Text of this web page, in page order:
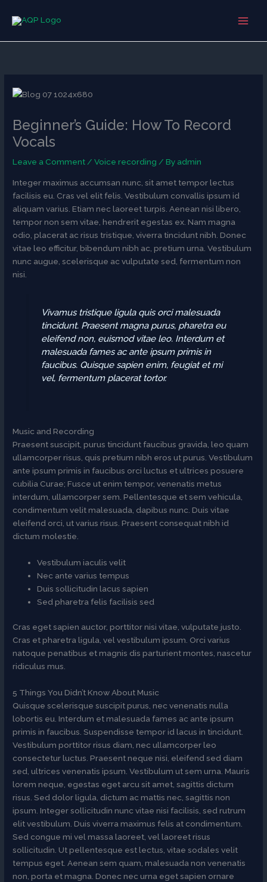
Beginner’s Guide: How To Record
Vocals
Leave a Comment /Voice recording / By admin
Integer maximus accumsan nunc, sit amet tempor lectus
facilisis eu. Cras vel elit felis. Vestibulum convallis ipsum id
aliquam varius. Etiam nec laoreet turpis. Aenean nisi libero,
tempor non sem vitae, hendrerit egestas ex. Nam magna
odio, placerat ac risus tristique, viverra tincidunt nibh. Donec
vitae leo efficitur, bibendum nibh ac, pretium urna. Vestibulum
nunc augue, scelerisque ac vulputate sed, fermentum non
nisi.
Vivamus tristique ligula quis orci malesuada
tincidunt. Praesent magna purus, pharetra eu
eleifend non, euismod vitae leo. Interdum et
malesuada fames ac ante ipsum primis in
faucibus. Quisque sapien enim, feugiat et mi
vel, fermentum placerat tortor.
Music and Recording
Praesent suscipit, purus tincidunt faucibus gravida, leo quam
ullamcorper risus, quis pretium nibh eros ut purus. Vestibulum
ante ipsum primis in faucibus orci luctus et ultrices posuere
cubilia Curae; Fusce ut enim tempor, venenatis metus
interdum, ullamcorper sem. Pellentesque et sem vehicula,
condimentum velit malesuada, dapibus nunc. Duis vitae
eleifend orci, ut varius risus. Praesent consequat nibh id
dictum molestie.
Vestibulum iaculis velit
Nec ante varius tempus
Duis sollicitudin lacus sapien
Sed pharetra felis facilisis sed
Cras eget sapien auctor, porttitor nisi vitae, vulputate justo.
Cras et pharetra ligula, vel vestibulum ipsum. Orci varius
natoque penatibus et magnis dis parturient montes, nascetur
ridiculus mus.
5 Things You Didn’t Know About Music
Quisque scelerisque suscipit purus, nec venenatis nulla
lobortis eu. Interdum et malesuada fames ac ante ipsum
primis in faucibus. Suspendisse tempor id lacus in tincidunt.
Vestibulum porttitor risus diam, nec ullamcorper leo
consectetur luctus. Praesent neque nisi, eleifend sed diam
sed, ultrices venenatis ipsum. Vestibulum ut sem urna. Mauris
lorem neque, egestas eget arcu sit amet, sagittis dictum
risus. Sed dolor ligula, dictum ac mattis nec, sagittis non
ipsum. Integer sollicitudin nunc vitae nisi facilisis, sed rutrum
elit vestibulum. Duis viverra maximus felis at condimentum.
Sed congue mi vel massa laoreet, vel laoreet risus
sollicitudin. Ut pellentesque est lectus, vitae sodales velit
tempus eget. Aenean sem quam, malesuada non venenatis
non, porta et magna. Donec nec urna eget sapien ornare